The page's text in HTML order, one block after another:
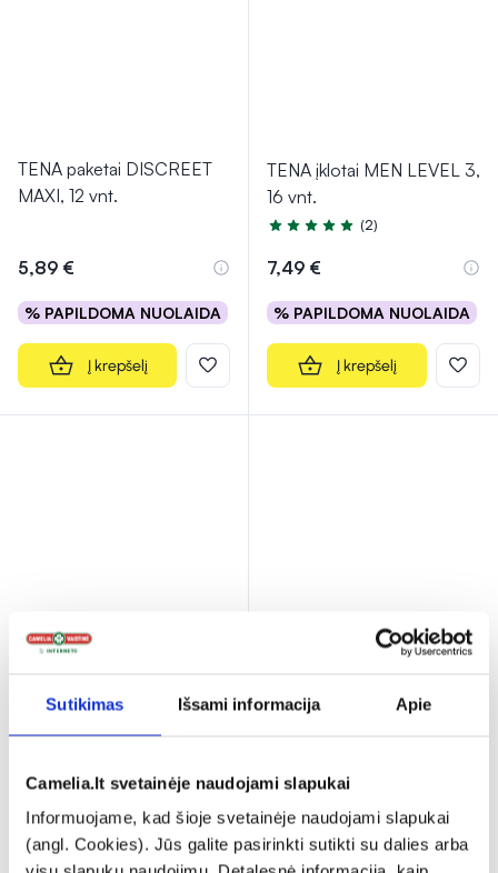
Sutikimas Išsami informacija Apie
Camelia.lt svetainėje naudojami slapukai
Informuojame, kad šioje svetainėje naudojami slapukai
(angl. Cookies). Jūs galite pasirinkti sutikti su dalies arba
TENA paketai DISCREET
MAXI, 12 vnt.
5,89 €
% PAPILDOMA NUOLAIDA
Į krepšelį
TENA įklotai MEN LEVEL 3,
16 vnt.
Įvertinimas 5.0 iš 5
(2)
7,49 €
% PAPILDOMA NUOLAIDA
Į krepšelį
SUPER, 36 vnt.
% PAPILDOMA NUOLAIDA
Į krepšelį
24 vnt.
% PAPILDOMA NUOLAIDA
Į krepšelį